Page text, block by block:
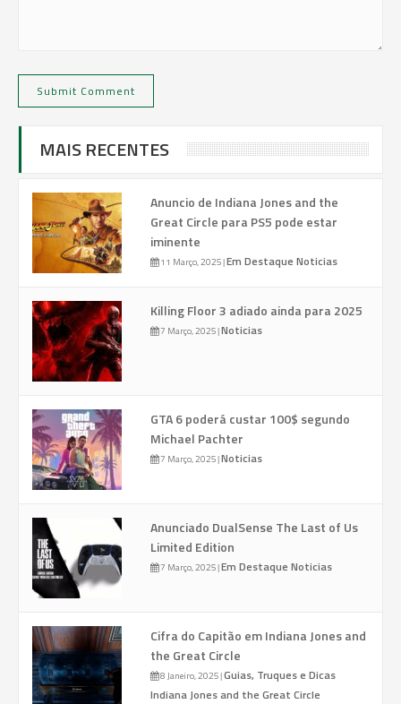
MAIS RECENTES
Anuncio de Indiana Jones and the
Great Circle para PS5 pode estar
iminente
11 Março, 2025|Em Destaque Noticias
Killing Floor 3 adiado ainda para 2025
7 Março, 2025|Noticias
GTA 6 poderá custar 100$ segundo
Michael Pachter
7 Março, 2025|Noticias
Anunciado DualSense The Last of Us
Limited Edition
7 Março, 2025|Em Destaque Noticias
Cifra do Capitão em Indiana Jones and
the Great Circle
8 Janeiro, 2025|Guias, Truques e Dicas
Indiana Jones and the Great Circle